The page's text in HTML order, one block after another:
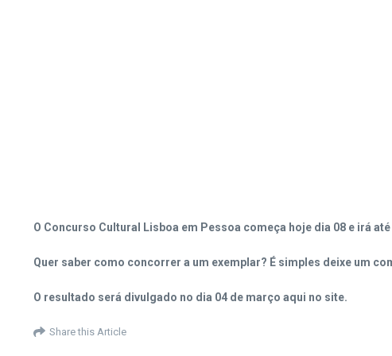
O Concurso Cultural Lisboa em Pessoa começa hoje dia 08 e irá
Quer saber como concorrer a um exemplar? É simples deixe um
O resultado será divulgado no dia 04 de março aqui no site.
Share this Article